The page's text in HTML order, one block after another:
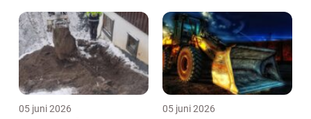
05 juni 2026 05 juni 2026